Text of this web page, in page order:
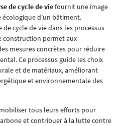
de cycle de viefournit une image
d’un bâtiment.
de cycle de vie dans les processus
construction permet aux
mesures concrètes pour réduire
Ce processus guide les choix
et de matériaux, améliorant
et environnementale des
tous leurs efforts pour
et contribuer à la lutte contre